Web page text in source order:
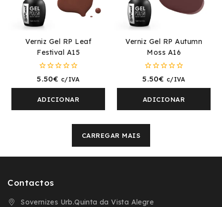
Verniz Gel RP Leaf
Festival A15
0
5
5.50€ c/IVA
ADICIONAR
Verniz Gel RP Autumn
Moss A16
0
5
5.50€ c/IVA
ADICIONAR
CARREGAR MAIS
Contactos
Sovernizes Urb.Quinta da Vista Alegre